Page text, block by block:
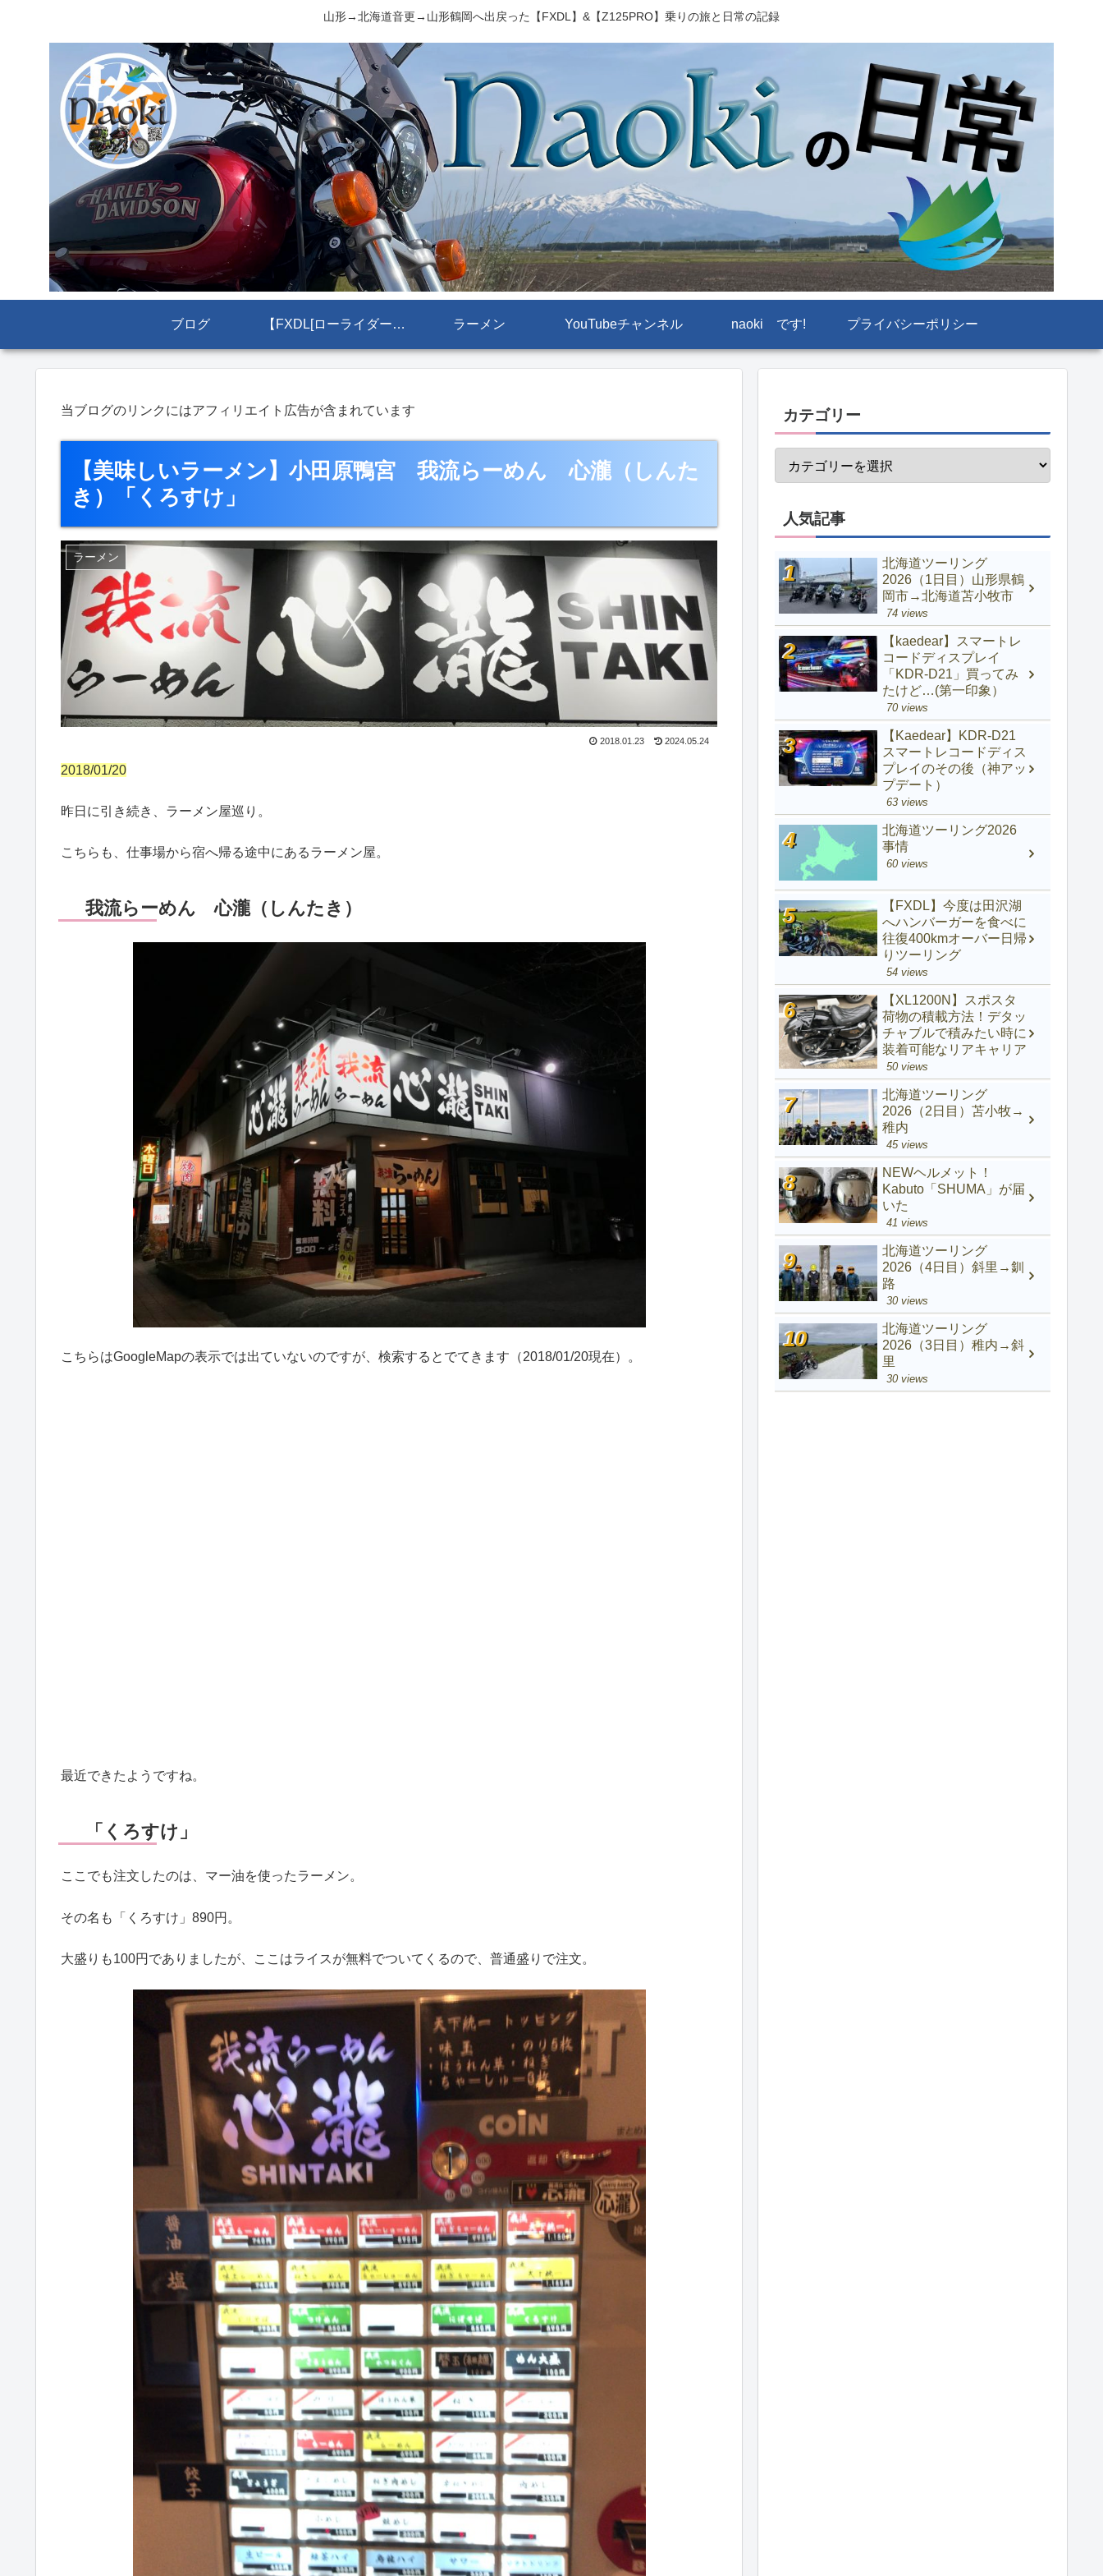
山形→北海道音更→山形鶴岡へ出戻った【FXDL】&【Z125PRO】乗りの旅と日常の記録
ブログ 【FXDL[ローライダー]】 ラーメン YouTubeチャンネル naoki です! プライバシーポリシー
当ブログのリンクにはアフィリエイト広告が含まれています
【美味しいラーメン】小田原鴨宮 我流らーめん 心瀧（しんた
き）「くろすけ」
ラーメン
2018.01.23 2024.05.24
2018/01/20
昨日に引き続き、ラーメン屋巡り。
こちらも、仕事場から宿へ帰る途中にあるラーメン屋。
我流らーめん 心瀧（しんたき）
こちらはGoogleMapの表示では出ていないのですが、検索するとでてきます（2018/01/20現在）。
最近できたようですね。
「くろすけ」
ここでも注文したのは、マー油を使ったラーメン。
その名も「くろすけ」890円。
大盛りも100円でありましたが、ここはライスが無料でついてくるので、普通盛りで注文。
カテゴリー
人気記事
北海道ツーリング
2026（1日目）山形県鶴
岡市→北海道苫小牧市
74 views
【kaedear】スマートレ
コードディスプレイ
「KDR-D21」買ってみ
たけど…(第一印象）
70 views
【Kaedear】KDR-D21
スマートレコードディス
プレイのその後（神アッ
プデート）
63 views
北海道ツーリング2026
事情
60 views
【FXDL】今度は田沢湖
へハンバーガーを食べに
往復400kmオーバー日帰
りツーリング
54 views
【XL1200N】スポスタ
荷物の積載方法！デタッ
チャブルで積みたい時に
装着可能なリアキャリア
50 views
北海道ツーリング
2026（2日目）苫小牧→
稚内
45 views
NEWヘルメット！
Kabuto「SHUMA」が届
いた
41 views
北海道ツーリング
2026（4日目）斜里→釧
路
30 views
北海道ツーリング
2026（3日目）稚内→斜
里
30 views